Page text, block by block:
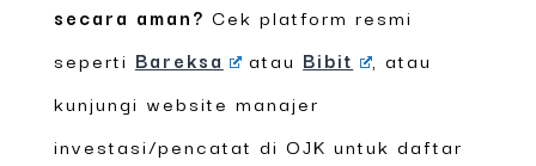
secara aman? Cek platform resmi
seperti Bareksa atau Bibit
, atau
kunjungi website manajer
investasi/pencatat di OJK untuk daftar